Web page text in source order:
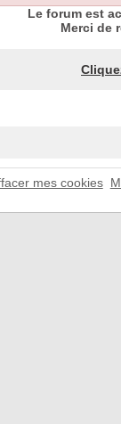
Le forum est
Merci de
mes cookies